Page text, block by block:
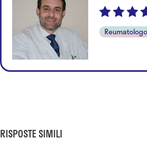
Reumatologo
RISPOSTE SIMILI